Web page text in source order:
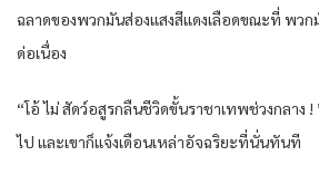
ฉลาด​ของ​พวก​มัน​ส่องแสง​สีแดง​เลือด​ขณะที่​ พวก​
ด่อเนื่อง​
“โอ้​ ไม่ สัดว์​อสูร​กลืน​ชีวิด​ขั้น​ราชา​เทพ​ช่วง​กลาง​
ไป​ และ​เขา​ก็​แจ้งเดือน​เหล่า​อัจฉริยะ​ที่นั่น​ทันที​